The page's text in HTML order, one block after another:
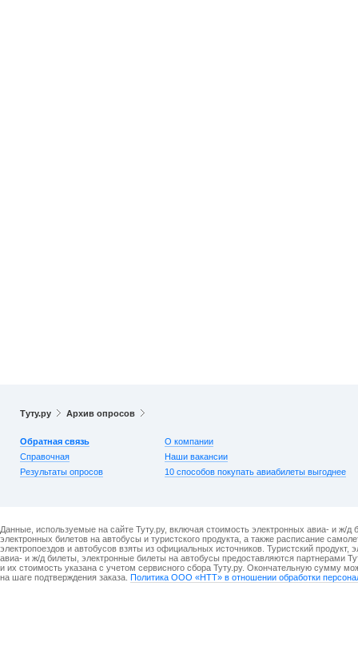
Туту.ру Архив опросов
Обратная связь
Справочная
Результаты опросов
О компании
Наши вакансии
10 способов покупать авиабилеты выгоднее
Данные, используемые на сайте Туту.ру, включая стоимость электронных авиа- и ж/д
электронных билетов на автобусы и туристского продукта, а также расписание
электропоездов и автобусов взяты из официальных источников. Туристский продукт,
авиа- и ж/д билеты, электронные билеты на автобусы предоставляются партнерами
и их стоимость указана с учетом сервисного сбора Туту.ру. Окончательную сумму
на шаге подтверждения заказа. Политика ООО «НТТ» в отношении обработки